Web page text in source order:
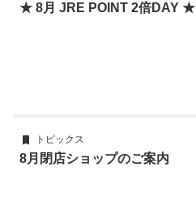
★ 8月 JRE POINT 2倍DAY ★
トピックス
8月閉店ショップのご案内